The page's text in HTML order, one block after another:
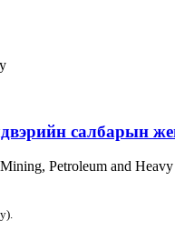
салбарын
Petroleum and